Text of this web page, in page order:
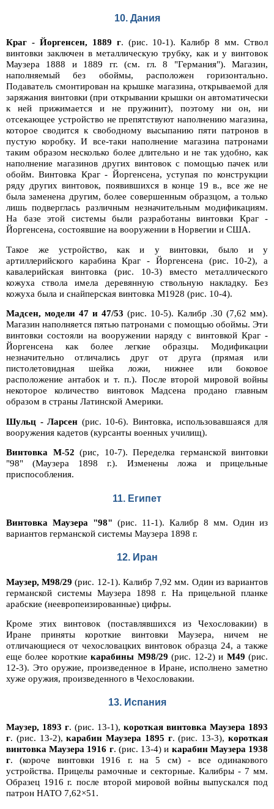
10. Дания
Краг - Йоргенсен, 1889 г. (рис. 10-1). Калибр 8 мм. Ствол
винтовки заключен в металлическую трубку, как и у винтовок
Маузера 1888 и 1889 гг. (см. гл. 8 "Германия"). Магазин,
наполняемый без обоймы, расположен горизонтально.
Подаватель смонтирован на крышке магазина, открываемой для
заряжания винтовки (при открывании крышки он автоматически
к ней прижимается и не пружинит), поэтому ни он, ни
отсекающее устройство не препятствуют наполнению магазина,
которое сводится к свободному высыпанию пяти патронов в
пустую коробку. И все-таки наполнение магазина патронами
таким образом несколько более длительно и не так удобно, как
наполнение магазинов других винтовок с помощью пачек или
обойм. Винтовка Краг - Йоргенсена, уступая по конструкции
ряду других винтовок, появившихся в конце 19 в., все же не
была заменена другим, более совершенным образцом, а только
лишь подверглась различным незначительным модификациям.
На базе этой системы были разработаны винтовки Краг -
Йоргенсена, состоявшие на вооружении в Норвегии и США.
Такое же устройство, как и у винтовки, было и у
артиллерийского карабина Краг - Йоргенсена (рис. 10-2), а
кавалерийская винтовка (рис. 10-3) вместо металлического
кожуха ствола имела деревянную ствольную накладку. Без
кожуха была и снайперская винтовка M1928 (рис. 10-4).
Мадсен, модели 47 и 47/53 (рис. 10-5). Калибр .30 (7,62 мм).
Магазин наполняется пятью патронами с помощью обоймы. Эти
винтовки состояли на вооружении наряду с винтовкой Краг -
Йоргенсена как более легкие образцы. Модификации
незначительно отличались друг от друга (прямая или
пистолетовидная шейка ложи, нижнее или боковое
расположение антабок и т. п.). После второй мировой войны
некоторое количество винтовок Мадсена продано главным
образом в страны Латинской Америки.
Шульц - Ларсен (рис. 10-6). Винтовка, использовавшаяся для
вооружения кадетов (курсанты военных училищ).
Винтовка М-52 (рис, 10-7). Переделка германской винтовки
"98" (Маузера 1898 г.). Изменены ложа и прицельные
приспособления.
11. Египет
Винтовка Маузера "98" (рис. 11-1). Калибр 8 мм. Один из
вариантов германской системы Маузера 1898 г.
12. Иран
Маузер, М98/29 (рис. 12-1). Калибр 7,92 мм. Один из вариантов
германской системы Маузера 1898 г. На прицельной планке
арабские (неевропеизированные) цифры.
Кроме этих винтовок (поставлявшихся из Чехословакии) в
Иране приняты короткие винтовки Маузера, ничем не
отличающиеся от чехословацких винтовок образца 24, а также
еще более короткиекарабины М98/29 (рис. 12-2) и М49 (рис.
12-3). Это оружие, произведенное в Иране, исполнено заметно
хуже оружия, произведенного в Чехословакии.
13. Испания
Маузер, 1893 г. (рис. 13-1), короткая винтовка Маузера 1893
г. (рис. 13-2),карабин Маузера 1895 г. (рис. 13-3),короткая
винтовка Маузера 1916 г. (рис. 13-4) и карабин Маузера 1938
г. (короче винтовки 1916 г. на 5 см) - все одинакового
устройства. Прицелы рамочные и секторные. Калибры - 7 мм.
Образец 1916 г. после второй мировой войны выпускался под
патрон НАТО 7,62×51.